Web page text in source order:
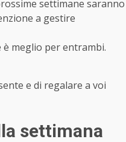
settimane saranno
a gestire
è meglio per entrambi.
e di regalare a voi
settimana